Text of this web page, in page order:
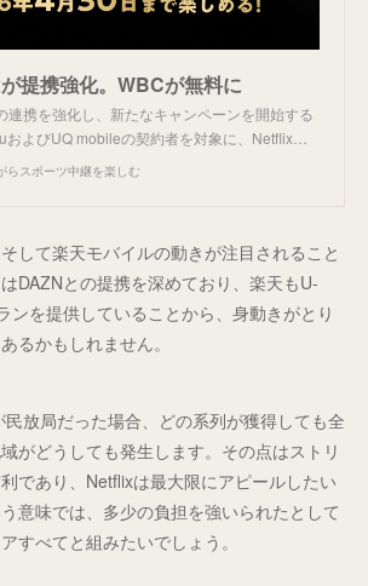
提携強化。WBCが無料に
連携を強化し、新たなキャンペーンを開始する
およびUQ mobileの契約者を対象に、Netflix…
らスポーツ中継を楽しむ
して楽天モバイルの動きが注目されること
DAZNとの提携を深めており、楽天もU-
ンを提供していることから、身動きがとり
るかもしれません。
民放局だった場合、どの系列が獲得しても全
がどうしても発生します。その点はストリ
であり、Netflixは最大限にアピールしたい
意味では、多少の負担を強いられたとして
すべてと組みたいでしょう。